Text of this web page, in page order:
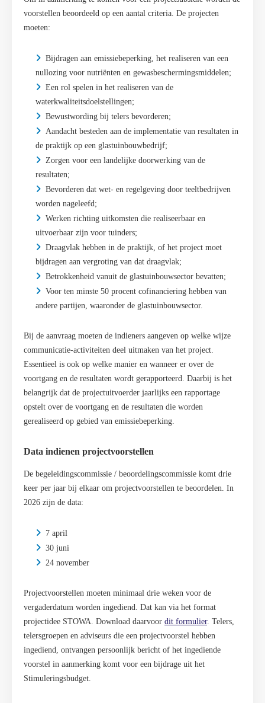
voorstellen beoordeeld op een aantal criteria. De projecten
moeten:
Bijdragen aan emissiebeperking, het realiseren van een
nullozing voor nutriënten en gewasbeschermingsmiddelen;
Een rol spelen in het realiseren van de
waterkwaliteitsdoelstellingen;
Bewustwording bij telers bevorderen;
Aandacht besteden aan de implementatie van resultaten in
de praktijk op een glastuinbouwbedrijf;
Zorgen voor een landelijke doorwerking van de
resultaten;
Bevorderen dat wet- en regelgeving door teeltbedrijven
worden nageleefd;
Werken richting uitkomsten die realiseerbaar en
uitvoerbaar zijn voor tuinders;
Draagvlak hebben in de praktijk, of het project moet
bijdragen aan vergroting van dat draagvlak;
Betrokkenheid vanuit de glastuinbouwsector bevatten;
Voor ten minste 50 procent cofinanciering hebben van
andere partijen, waaronder de glastuinbouwsector.
Bij de aanvraag moeten de indieners aangeven op welke wijze
communicatie-activiteiten deel uitmaken van het project.
Essentieel is ook op welke manier en wanneer er over de
voortgang en de resultaten wordt gerapporteerd. Daarbij is het
belangrijk dat de projectuitvoerder jaarlijks een rapportage
opstelt over de voortgang en de resultaten die worden
gerealiseerd op gebied van emissiebeperking.
Data indienen projectvoorstellen
De begeleidingscommissie / beoordelingscommissie komt drie
keer per jaar bij elkaar om projectvoorstellen te beoordelen. In
2026 zijn de data:
7 april
30 juni
24 november
Projectvoorstellen moeten minimaal drie weken voor de
vergaderdatum worden ingediend. Dat kan via het format
projectidee STOWA. Download daarvoor dit formulier. Telers,
telersgroepen en adviseurs die een projectvoorstel hebben
ingediend, ontvangen persoonlijk bericht of het ingediende
voorstel in aanmerking komt voor een bijdrage uit het
Stimuleringsbudget.